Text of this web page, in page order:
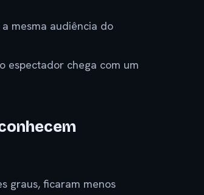
mesma audiência do
espectador chega com um
graus, ficaram menos